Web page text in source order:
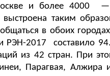
и более 4000
—
таким
в обоих
РЭН-2017
составило 94.
из 42 стран. При
Парагвая, Алжира